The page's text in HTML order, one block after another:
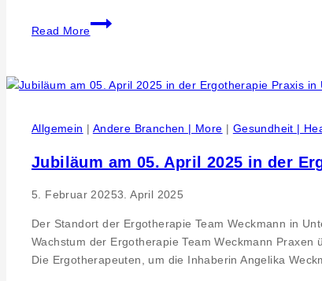
Read More
SPARTANER
an
Baden-
Expertenvortrag
Feyerabend
Allgemein | Andere Branchen | More | Gesundheit |
Jubiläum am 05. April 2025 in der
5. Februar 20253. April 2025
Der Standort der Ergotherapie Team Weckmann in
Wachstum der Ergotherapie Team Weckmann
Die Ergotherapeuten, um die Inhaberin Angelika